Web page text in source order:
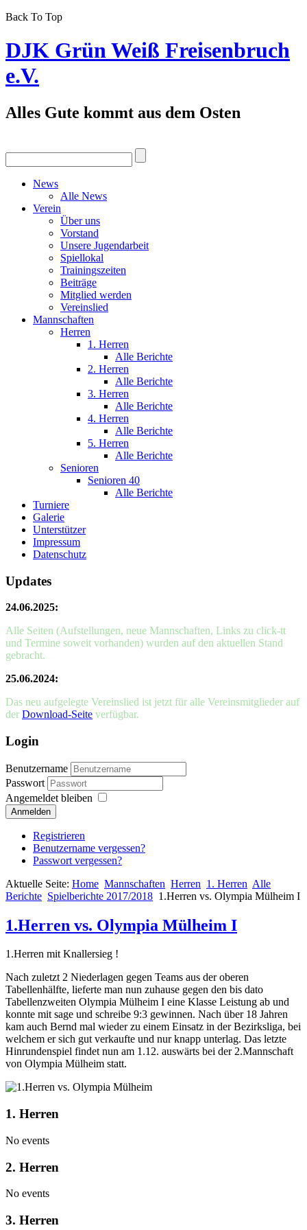
Back To Top
DJK Grün Weiß Freisenbruch
e.V.
Alles Gute kommt aus dem Osten
News
Alle News
Verein
Über uns
Vorstand
Unsere Jugendarbeit
Spiellokal
Trainingszeiten
Beiträge
Mitglied werden
Vereinslied
Mannschaften
Herren
1. Herren
Alle Berichte
2. Herren
Alle Berichte
3. Herren
Alle Berichte
4. Herren
Alle Berichte
5. Herren
Alle Berichte
Senioren
Senioren 40
Alle Berichte
Turniere
Galerie
Unterstützer
Impressum
Datenschutz
Updates
24.06.2025:
Alle Seiten (Aufstellungen, neue Mannschaften, Links zu click-tt
und Termine soweit vorhanden) wurden auf den aktuellen Stand
gebracht.
25.06.2024:
Das neu aufgelegte Vereinslied ist jetzt für alle Vereinsmitglieder auf
der Download-Seite verfügbar.
Login
Benutzername
Passwort
Angemeldet bleiben
Anmelden
Registrieren
Benutzername vergessen?
Passwort vergessen?
Aktuelle Seite: Home Mannschaften Herren 1. Herren Alle
Berichte Spielberichte 2017/2018 1.Herren vs. Olympia Mülheim I
1.Herren vs. Olympia Mülheim I
1.Herren mit Knallersieg !
Nach zuletzt 2 Niederlagen gegen Teams aus der oberen
Tabellenhälfte, lieferte man nun zuhause gegen den bis dato
Tabellenzweiten Olympia Mülheim I eine Klasse Leistung ab und
konnte mit sage und schreibe 9:3 gewinnen. Nach über 18 Jahren
kam auch Bernd mal wieder zu einem Einsatz in der Bezirksliga, bei
welchem er sich gut verkaufte und nur knapp unterlag. Das letzte
Hinrundenspiel findet nun am 1.12. auswärts bei der 2.Mannschaft
von Olympia Mülheim statt.
1. Herren
No events
2. Herren
No events
3. Herren